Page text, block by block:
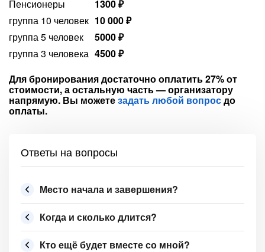
Пенсионеры
1300 ₽
группа 10 человек 10 000 ₽
группа 5 человек
5000 ₽
группа 3 человека 4500 ₽
Для бронирования достаточно оплатить 27% от
стоимости, а остальную часть — организатору
напрямую. Вы можетезадать любой вопросдо
оплаты.
Ответы на вопросы
Место начала и завершения?
Когда и сколько длится?
Кто ещё будет вместе со мной?